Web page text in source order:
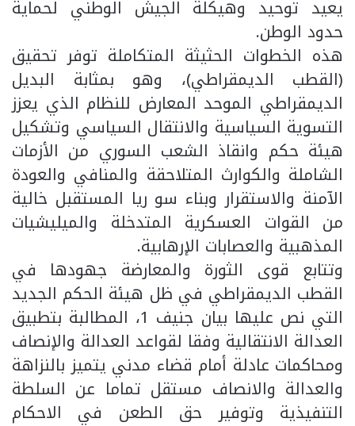
يعيد توحيد وهيكلة الجيش الوطني لحماية
حدود الوطن.
هذه الخطوات الحثيثة المتكاملة توفر تحقيق
(القطب الديمقراطي)، وهو بمثابة البديل
الديمقراطي الموحد المعارض للنظام الذي يعزز
التسوية السياسية والانتقال السياسي وتشكيل
هيئة حكم وانقاذ الشعب السوري من الأزمات
الشاملة والكوارث المتلاحقة والمنافي والعودة
الآمنة والاستقرار وبناء سو ريا المستقبل خالية
من القوات العسكرية المتدخلة والميليشيات
المذهبية والعصابات الإرهابية.
وتتابع قوى الثورة والمعارضة جهودها في
القطب الديمقراطي في ظل هيئة الحكم الجديد
التي نص عليها بيان جنيف 1، المطالبة بتطبيق
العدالة الانتقالية وفقا لقواعد العدالة والإنصاف
ومحاكمات عادلة أمام قضاء مدني يتميز بالنزاهة
والعدالة والانصاف مستقل تماما عن السلطة
التنفيذية وتوفير حق الطعن في الاحكام